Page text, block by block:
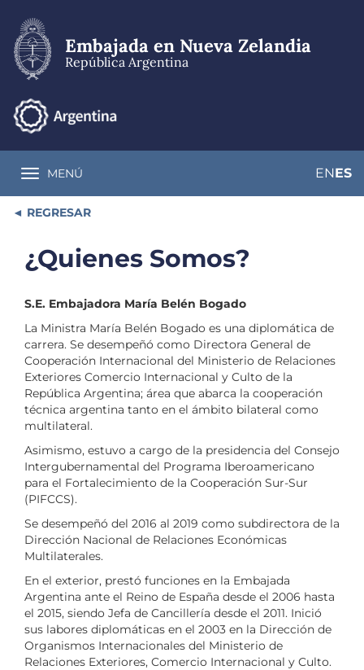
contenido
principal
Embajada en Nueva Zelandia
República Argentina
Toggle navigation
MENÚ ENES
REGRESAR
¿Quienes Somos?
S.E. Embajadora María Belén Bogado
La Ministra María Belén Bogado es una diplomática de
carrera. Se desempeñó como Directora General de
Cooperación Internacional del Ministerio de Relaciones
Exteriores Comercio Internacional y Culto de la
República Argentina; área que abarca la cooperación
técnica argentina tanto en el ámbito bilateral como
multilateral.
Asimismo, estuvo a cargo de la presidencia del Consejo
Intergubernamental del Programa Iberoamericano
para el Fortalecimiento de la Cooperación Sur-Sur
(PIFCCS).
Se desempeñó del 2016 al 2019 como subdirectora de la
Dirección Nacional de Relaciones Económicas
Multilaterales.
En el exterior, prestó funciones en la Embajada
Argentina ante el Reino de España desde el 2006 hasta
el 2015, siendo Jefa de Cancillería desde el 2011. Inició
sus labores diplomáticas en el 2003 en la Dirección de
Organismos Internacionales del Ministerio de
Relaciones Exteriores, Comercio Internacional y Culto.